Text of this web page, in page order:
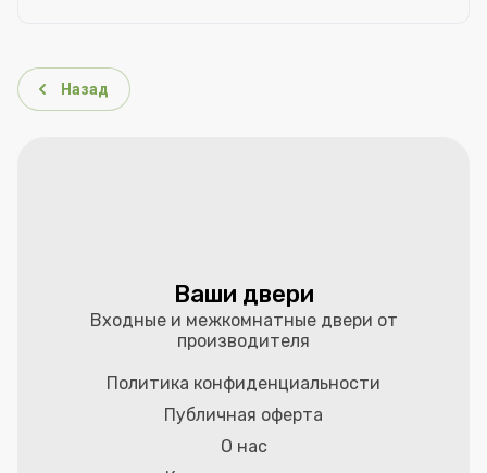
Назад
Ваши двери
Входные и межкомнатные двери от
производителя
Политика конфиденциальности
Публичная оферта
О нас